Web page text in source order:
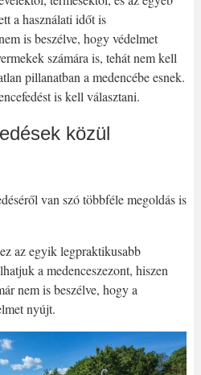
a használati időt is
is beszélve, hogy védelmet
számára is, tehát nem kell
pillanatban a medencébe esnek.
is kell választani.
közül
van szó többféle megoldás is
az egyik legpraktikusabb
a medenceszezont, hiszen
nem is beszélve, hogy a
nyújt.